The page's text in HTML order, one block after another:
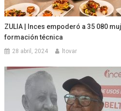
ZULIA | Inces empoderó a 35 080
formación técnica
28 abril, 2024 ltovar